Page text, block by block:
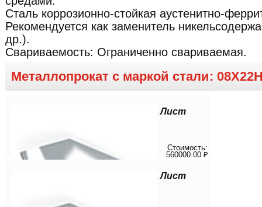
Сталь коррозионно-стойкая аустенитно-
Рекомендуется как заменитель
др.).
Свариваемость: Ограниченно свариваемая.
Металлопрокат с маркой стали:
Лист
Стоимость:
560000.00 ₽
Лист